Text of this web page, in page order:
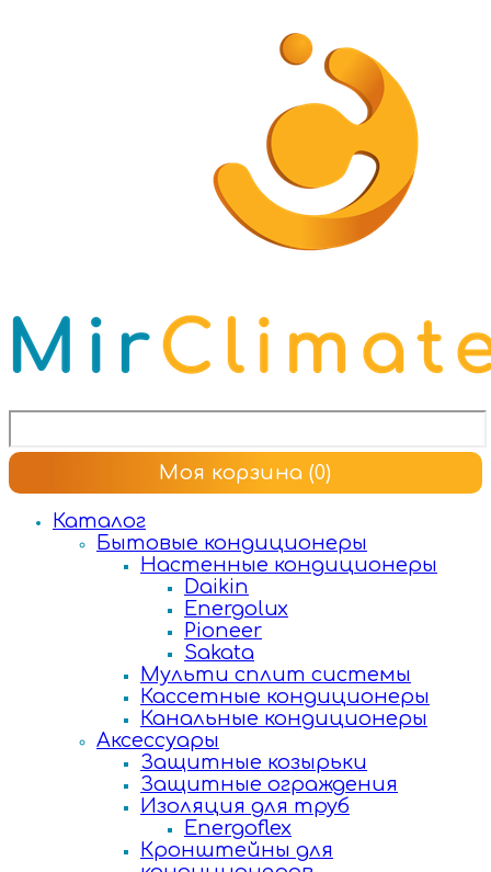
Моя корзина (0)
Каталог
Бытовые кондиционеры
Настенные кондиционеры
Daikin
Energolux
Pioneer
Sakata
Мульти сплит системы
Кассетные кондиционеры
Канальные кондиционеры
Аксессуары
Защитные козырьки
Защитные ограждения
Изоляция для труб
Energoflex
Кронштейны для